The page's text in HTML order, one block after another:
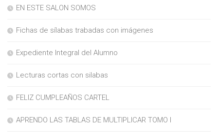
EN ESTE SALON SOMOS
Fichas de sílabas trabadas con imágenes
Expediente Integral del Alumno
Lecturas cortas con silabas
FELIZ CUMPLEAÑOS CARTEL
APRENDO LAS TABLAS DE MULTIPLICAR TOMO I